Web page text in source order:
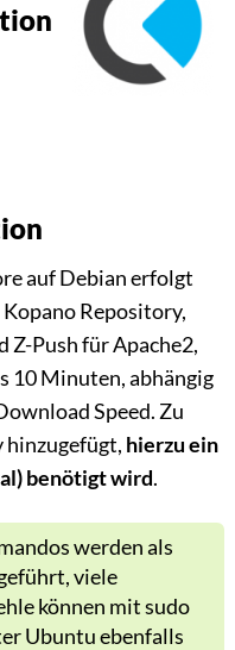
auf Debian erfolgt
Repository,
Z-Push für Apache2,
10 Minuten, abhängig
Speed. Zu
hinzugefügt, hierzu ein
benötigt wird.
werden als
viele
können mit sudo
Ubuntu ebenfalls